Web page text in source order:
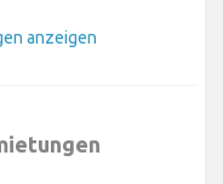
anzeigen